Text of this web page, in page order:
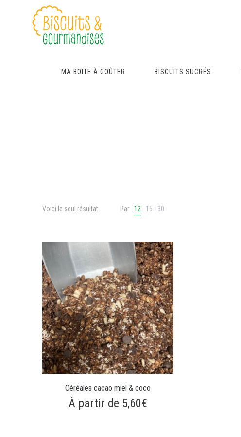
MA BOITE À GOÛTER BISCUITS SUCRÉS
Voici le seul résultat Par 12 15 30
Céréales cacao miel & coco
À partir de 5,60€